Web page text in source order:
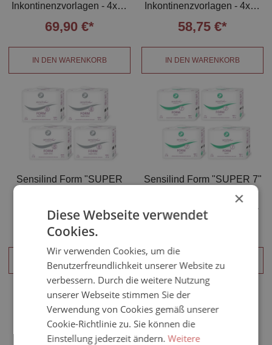
Inkontinenzvorlagen - 4x21
69,90 €*
IN DEN WARENKORB
Inkontinenzvorlagen - 4x28
58,75 €*
IN DEN WARENKORB
Sensilind Form "SUPER
Inkontinenzvorlagen - 4x21
Stück
68,90 €*
IN DEN WARENKORB
Sensilind Form "SUPER 7"
- anatomisch geformte
Inkontinenzvorlagen - 4x21
Stück
IN DEN WARENKORB
×
Diese Webseite verwendet
Cookies.
Wir verwenden Cookies, um die
Benutzerfreundlichkeit unserer Website zu
verbessern. Durch die weitere Nutzung
unserer Webseite stimmen Sie der
Verwendung von Cookies gemäß unserer
Cookie-Richtlinie zu. Sie können die
Einstellung jederzeit ändern.Weitere